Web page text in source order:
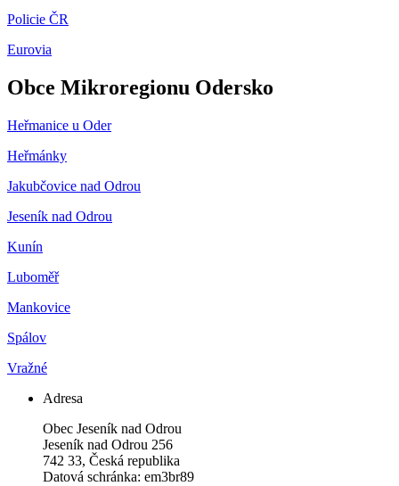
Policie ČR
Eurovia
Obce Mikroregionu Odersko
Heřmanice u Oder
Heřmánky
Jakubčovice nad Odrou
Jeseník nad Odrou
Kunín
Luboměř
Mankovice
Spálov
Vražné
Adresa
Obec Jeseník nad Odrou
Jeseník nad Odrou 256
742 33, Česká republika
Datová schránka: em3br89